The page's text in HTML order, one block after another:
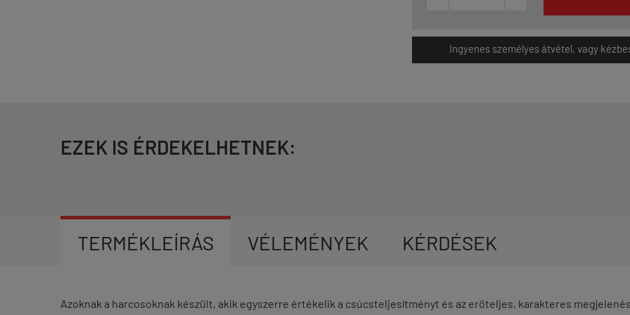
Ingyenes személyes átvétel, vagy
EZEK IS ÉRDEKELHETNEK:
TERMÉKLEÍRÁS VÉLEMÉNYEK KÉRDÉSEK
Azoknak a harcosoknak készült, akik egyszerre értékelik a csúcsteljesítményt és az erőteljes, karakteres